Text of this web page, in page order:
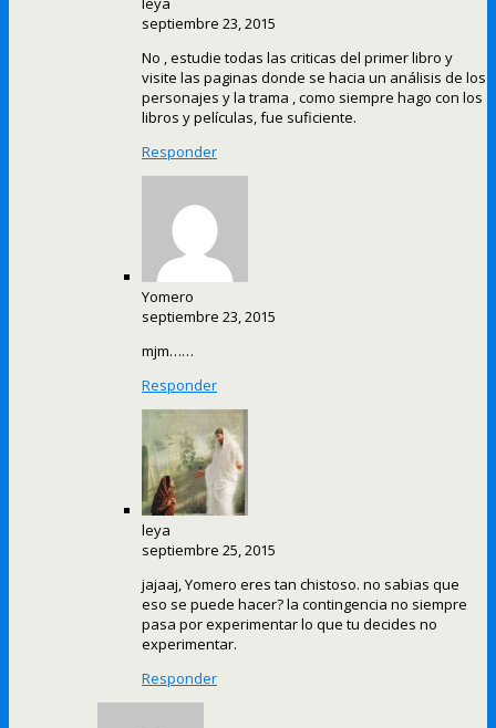
septiembre 23, 2015
No , estudie todas las criticas del primer libro y
visite las paginas donde se hacia un análisis de los
personajes y la trama , como siempre hago con los
libros y películas, fue suficiente.
Responder
Yomero
septiembre 23, 2015
mjm……
Responder
leya
septiembre 25, 2015
jajaaj, Yomero eres tan chistoso. no sabias que
eso se puede hacer? la contingencia no siempre
pasa por experimentar lo que tu decides no
experimentar.
Responder